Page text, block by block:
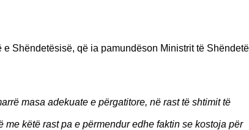
Shëndetësisë, që ia pamundëson Ministrit të
masa adekuate e përgatitore, në rast të shtimit të
këtë rast pa e përmendur edhe faktin se kostoja për